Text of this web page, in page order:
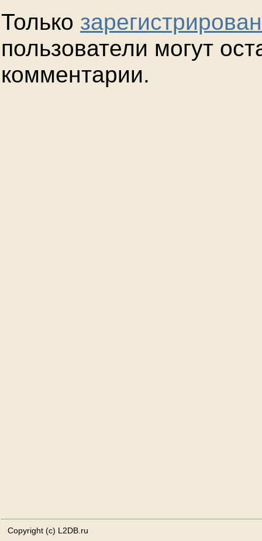
Только
пользователи могут
комментарии.
Copyright (c) L2DB.ru